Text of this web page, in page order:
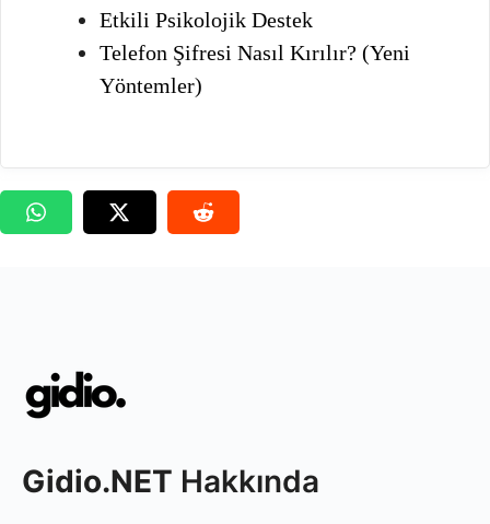
Etkili Psikolojik Destek
Telefon Şifresi Nasıl Kırılır? (Yeni
Yöntemler)
Gidio.NET Hakkında